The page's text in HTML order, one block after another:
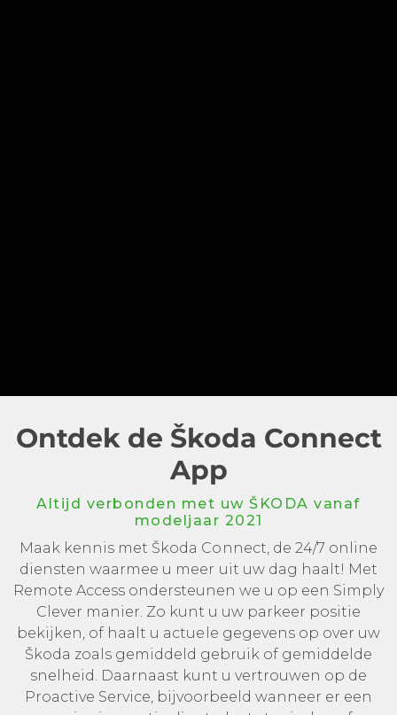
Ontdek de Škoda Connect
App
Altijd verbonden met uw ŠKODA vanaf
modeljaar 2021
Maak kennis met Škoda Connect, de 24/7 online
diensten waarmee u meer uit uw dag haalt! Met
Remote Access ondersteunen we u op een Simply
Clever manier. Zo kunt u uw parkeer positie
bekijken, of haalt u actuele gegevens op over uw
Škoda zoals gemiddeld gebruik of gemiddelde
snelheid. Daarnaast kunt u vertrouwen op de
Proactive Service, bijvoorbeeld wanneer er een